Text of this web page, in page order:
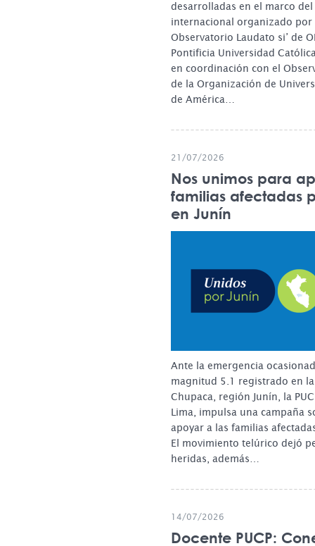
desarrolladas en el marco
internacional organizado por
Observatorio Laudato si’ de
Pontificia Universidad
en coordinación con el
de la Organización de
de América…
21/07/2026
Nos unimos para
familias afectadas
en Junín
Ante la emergencia
magnitud 5.1 registrado en
Chupaca, región Junín, la
Lima, impulsa una campaña
apoyar a las familias
El movimiento telúrico dejó
heridas, además…
14/07/2026
Docente PUCP: